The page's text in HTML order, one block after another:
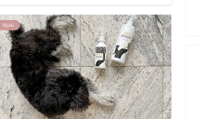
Hijiki